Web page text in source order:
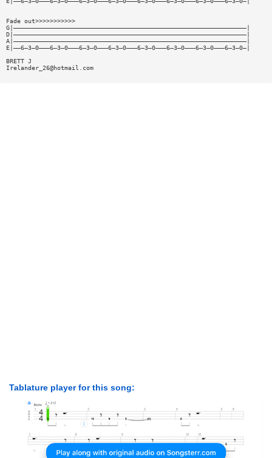
Fade out>>>>>>>>>>>
G|————————————————————————————————————————————————————————————————|
D|————————————————————————————————————————————————————————————————|
A|————————————————————————————————————————————————————————————————|
E|——6—3—0———6—3—0———6—3—0———6—3—0———6—3—0———6—3—0———6—3—0———6—3—0—|
BRETT J
Irelander_26@hotmail.com
Tablature player for this song: